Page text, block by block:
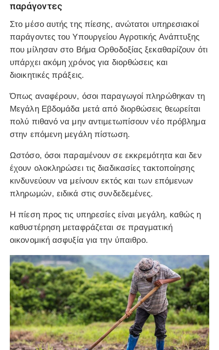
παράγοντες
Στο μέσο αυτής της πίεσης, ανώτατοι υπηρεσιακοί
παράγοντες του Υπουργείου Αγροτικής Ανάπτυξης
που μίλησαν στο Βήμα Ορθοδοξίας ξεκαθαρίζουν ότι
υπάρχει ακόμη χρόνος για διορθώσεις και
διοικητικές πράξεις.
Όπως αναφέρουν, όσοι παραγωγοί πληρώθηκαν τη
Μεγάλη Εβδομάδα μετά από διορθώσεις θεωρείται
πολύ πιθανό να μην αντιμετωπίσουν νέο πρόβλημα
στην επόμενη μεγάλη πίστωση.
Ωστόσο, όσοι παραμένουν σε εκκρεμότητα και δεν
έχουν ολοκληρώσει τις διαδικασίες τακτοποίησης
κινδυνεύουν να μείνουν εκτός και των επόμενων
πληρωμών, ειδικά στις συνδεδεμένες.
Η πίεση προς τις υπηρεσίες είναι μεγάλη, καθώς η
καθυστέρηση μεταφράζεται σε πραγματική
οικονομική ασφυξία για την ύπαιθρο.